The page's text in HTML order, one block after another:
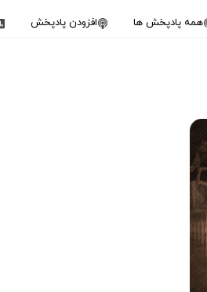
همه پادپخش ها افزودن پادپخش